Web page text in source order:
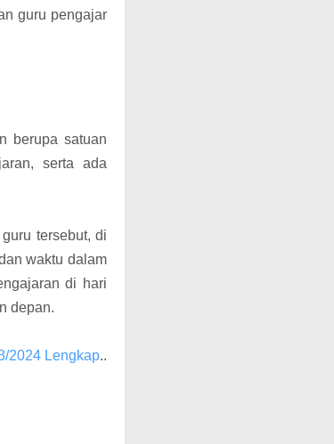
guru pengajar
berupa satuan
serta ada
tersebut, di
waktu dalam
di hari
depan.
2024 Lengkap..